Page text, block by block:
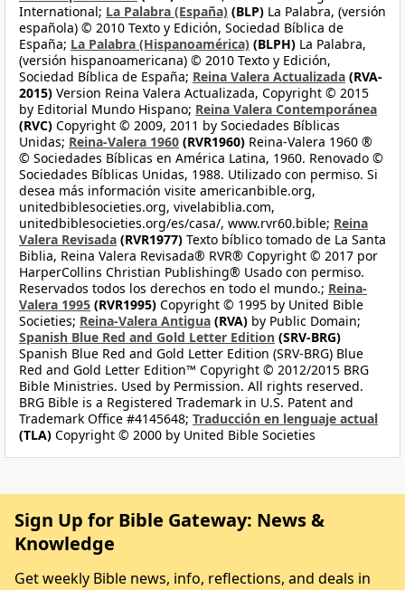
International; La Palabra (España) (BLP) La Palabra, (versión
española) © 2010 Texto y Edición, Sociedad Bíblica de
España; La Palabra (Hispanoamérica) (BLPH) La Palabra,
(versión hispanoamericana) © 2010 Texto y Edición,
Sociedad Bíblica de España; Reina Valera Actualizada (RVA-
2015) Version Reina Valera Actualizada, Copyright © 2015
by Editorial Mundo Hispano; Reina Valera Contemporánea
(RVC) Copyright © 2009, 2011 by Sociedades Bíblicas
Unidas; Reina-Valera 1960 (RVR1960) Reina-Valera 1960 ®
© Sociedades Bíblicas en América Latina, 1960. Renovado ©
Sociedades Bíblicas Unidas, 1988. Utilizado con permiso. Si
desea más información visite americanbible.org,
unitedbiblesocieties.org, vivelabiblia.com,
unitedbiblesocieties.org/es/casa/, www.rvr60.bible; Reina
Valera Revisada (RVR1977) Texto bíblico tomado de La Santa
Biblia, Reina Valera Revisada® RVR® Copyright © 2017 por
HarperCollins Christian Publishing® Usado con permiso.
Reservados todos los derechos en todo el mundo.; Reina-
Valera 1995 (RVR1995) Copyright © 1995 by United Bible
Societies; Reina-Valera Antigua (RVA) by Public Domain;
Spanish Blue Red and Gold Letter Edition (SRV-BRG)
Spanish Blue Red and Gold Letter Edition (SRV-BRG) Blue
Red and Gold Letter Edition™ Copyright © 2012/2015 BRG
Bible Ministries. Used by Permission. All rights reserved.
BRG Bible is a Registered Trademark in U.S. Patent and
Trademark Office #4145648; Traducción en lenguaje actual
(TLA) Copyright © 2000 by United Bible Societies
Sign Up for Bible Gateway: News &
Knowledge
Get weekly Bible news, info, reflections, and deals in